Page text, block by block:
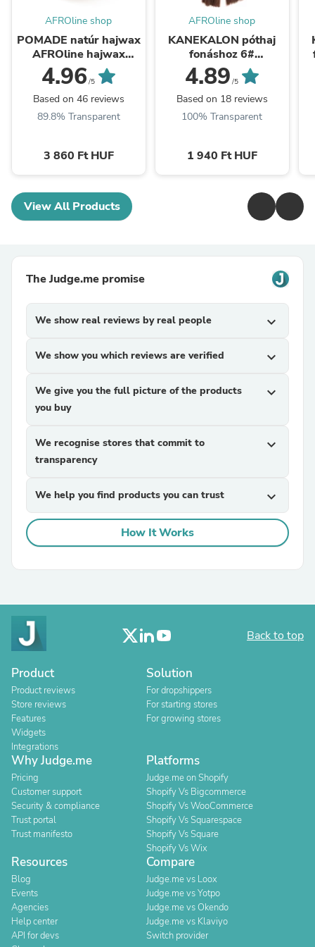
AFROline shop
POMADE natúr hajwax
AFROline hajwax
hajfonáshoz
4.96 /5
Based on 46 reviews
89.8% Transparent
3 860 Ft HUF
AFROline shop
KANEKALON póthaj
fonáshoz 6#
Sötétbarna AFROline
4.89 /5
Based on 18 reviews
100% Transparent
1 940 Ft HUF
View All Products
The Judge.me promise
We show real reviews by real people expand_more
We show you which reviews are verified expand_more
We give you the full picture of the products
you buy
expand_more
We recognise stores that commit to
transparency
expand_more
We help you find products you can trust expand_more
How It Works
Back to top
Product
Product reviews
Store reviews
Features
Widgets
Integrations
Solution
For dropshippers
For starting stores
For growing stores
Why Judge.me
Pricing
Customer support
Security & compliance
Trust portal
Trust manifesto
Platforms
Judge.me on Shopify
Shopify Vs Bigcommerce
Shopify Vs WooCommerce
Shopify Vs Squarespace
Shopify Vs Square
Shopify Vs Wix
Resources
Blog
Events
Agencies
Help center
API for devs
Compare
Judge.me vs Loox
Judge.me vs Yotpo
Judge.me vs Okendo
Judge.me vs Klaviyo
Switch provider